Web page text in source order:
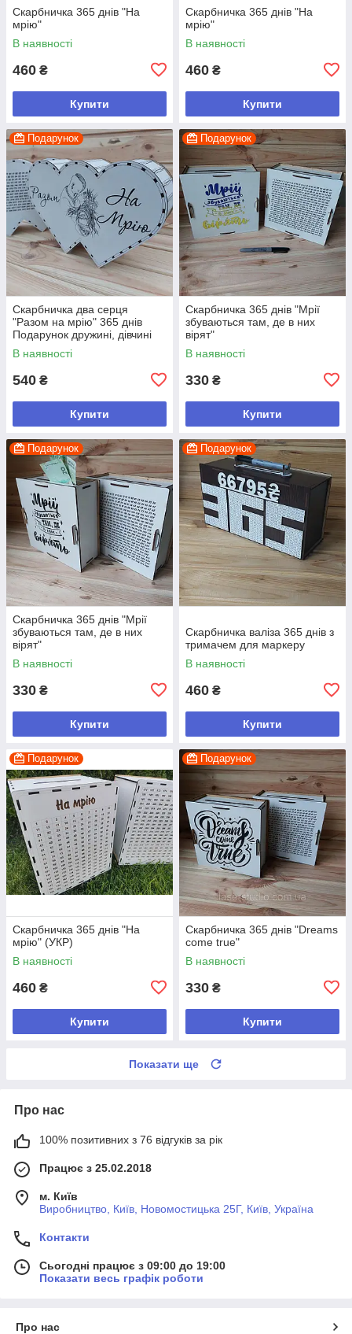
Скарбничка 365 днів "На
мрію"
В наявності
460 ₴
Купити
Скарбничка 365 днів "На
мрію"
В наявності
460 ₴
Купити
Подарунок
Скарбничка два серця
"Разом на мрію" 365 днів
Подарунок дружині, дівчині
В наявності
540 ₴
Купити
Подарунок
Скарбничка 365 днів "Мрії
збуваються там, де в них
вірят"
В наявності
330 ₴
Купити
Подарунок
Скарбничка 365 днів "Мрії
збуваються там, де в них
вірят"
В наявності
330 ₴
Купити
Подарунок
Скарбничка валіза 365 днів з
тримачем для маркеру
В наявності
460 ₴
Купити
Подарунок
Скарбничка 365 днів "На
мрію" (УКР)
В наявності
460 ₴
Купити
Подарунок
Скарбничка 365 днів "Dreams
come true"
В наявності
330 ₴
Купити
Показати ще
Про нас
100% позитивних з 76 відгуків за рік
Працює з 25.02.2018
м. Київ
Виробництво, Київ, Новомостицька 25Г, Київ, Україна
Контакти
Сьогодні працює з 09:00 до 19:00
Показати весь графік роботи
Про нас